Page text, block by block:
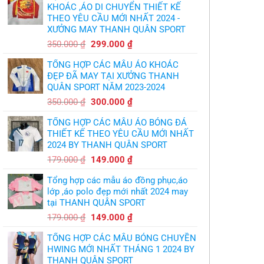
thừa
nhận
thật
chát
bầy
quỷ
nhỏ
bóng
chuyền
theo
yêu
cầu
,thiết
free
KHOÁC ,ÁO DI CHUYỂN THIẾT KẾ
THEO YÊU CẦU MỚI NHẤT 2024 -
XƯỞNG MAY THANH QUÂN SPORT
350.000₫ Giá
là:
350.000 ₫.
299.000 ₫Giá
tại
là:
299.000 ₫.
TỔNG HỢP CÁC MẪU ÁO KHOÁC
ĐẸP ĐÃ MAY TẠI XƯỞNG THANH
QUÂN SPORT NĂM 2023-2024
350.000₫ Giá
là:
350.000 ₫.
300.000 ₫Giá
tại
là:
300.000 ₫.
TỔNG HỢP CÁC MẪU ÁO BÓNG ĐÁ
THIẾT KẾ THEO YÊU CẦU MỚI NHẤT
2024 BY THANH QUÂN SPORT
179.000₫ Giá
là:
179.000 ₫.
149.000 ₫Giá
tại
là:
149.000 ₫.
Tổng hợp các mẫu áo đồng phục,áo
lớp ,áo polo đẹp mới nhất 2024 may
tại THANH QUÂN SPORT
179.000₫ Giá
là:
179.000 ₫.
149.000 ₫Giá
tại
là:
TỔNG HỢP CÁC MẪU BÓNG CHUYỀN
HWING MỚI NHẤT THÁNG 1 2024 BY
THANH QUÂN SPORT